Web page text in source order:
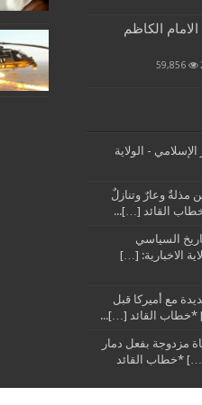
الكاظم
59,856
- الولاية
مذلةٌ وعارٌ وتنازلٌ
القائد […]...
السياسي
الاخبارية: […]
مع أميركا قبل
[…] *خطاب القائد […]...
مزدوجة بفعل دمار
[…] *خطاب القائد